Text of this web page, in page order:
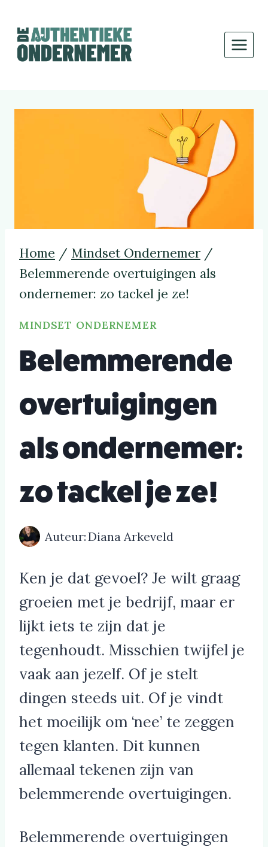
naar
inhoud
Home / Mindset Ondernemer /
Belemmerende overtuigingen als
ondernemer: zo tackel je ze!
MINDSET ONDERNEMER
Belemmerende
overtuigingen
als ondernemer:
zo tackel je ze!
Auteur:Diana Arkeveld
Ken je dat gevoel? Je wilt graag
groeien met je bedrijf, maar er
lijkt iets te zijn dat je
tegenhoudt. Misschien twijfel je
vaak aan jezelf. Of je stelt
dingen steeds uit. Of je vindt
het moeilijk om ‘nee’ te zeggen
tegen klanten. Dit kunnen
allemaal tekenen zijn van
belemmerende overtuigingen.
Belemmerende overtuigingen